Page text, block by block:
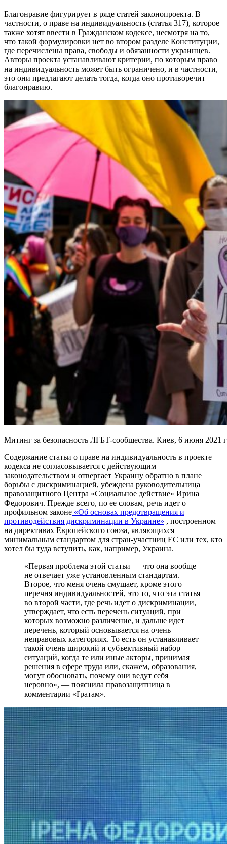
Благонравие фигурирует в ряде статей законопроекта. В
частности, о праве на индивидуальность (статья 317), которое
также хотят ввести в Гражданском кодексе, несмотря на то,
что такой формулировки нет во втором разделе Конституции,
где перечислены права, свободы и обязанности украинцев.
Авторы проекта устанавливают критерии, по которым право
на индивидуальность может быть ограничено, и в частности,
это они предлагают делать тогда, когда оно противоречит
благонравию.
Митинг за безопасность ЛГБТ-сообщества. Киев, 6 июня 2021
Содержание статьи о праве на индивидуальность в проекте
кодекса не согласовывается с действующим
законодательством и отвергает Украину обратно в плане
борьбы с дискриминацией, убеждена руководительница
правозащитного Центра «Социальное действие» Ирина
Федорович. Прежде всего, по ее словам, речь идет о
профильном законе «Об основах предотвращения и
противодействия дискриминации в Украине» , построенном
на директивах Европейского союза, являющихся
минимальным стандартом для стран-участниц ЕС или тех, кто
хотел бы туда вступить, как, например, Украина.
«Первая проблема этой статьи — что она вообще
не отвечает уже установленным стандартам.
Второе, что меня очень смущает, кроме этого
перечня индивидуальностей, это то, что эта статья
во второй части, где речь идет о дискриминации,
утверждает, что есть перечень ситуаций, при
которых возможно различение, и дальше идет
перечень, который основывается на очень
неправовых категориях. То есть он устанавливает
такой очень широкий и субъективный набор
ситуаций, когда те или иные акторы, принимая
решения в сфере труда или, скажем, образования,
могут обосновать, почему они ведут себя
неровно», — пояснила правозащитница в
комментарии «Ґратам».